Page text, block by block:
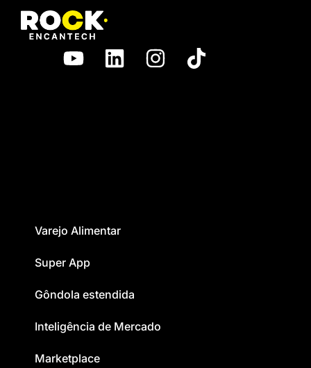
Varejo Alimentar
Super App
Gôndola estendida
Inteligência de Mercado
Marketplace